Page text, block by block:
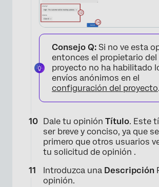
Consejo Q: Si no ve esta
entonces el propietario del
proyecto no ha habilitado
envíos anónimos en el
configuración del proyecto.
Dale tu opinión Título. Este
ser breve y conciso, ya que
primero que otros usuarios
tu solicitud de opinión .
Introduzca una Descripción
opinión.